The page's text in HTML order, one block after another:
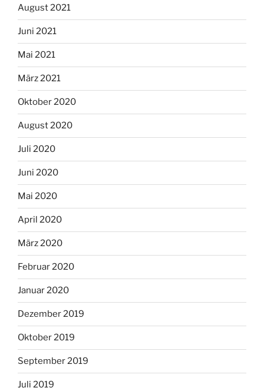
August 2021
Juni 2021
Mai 2021
März 2021
Oktober 2020
August 2020
Juli 2020
Juni 2020
Mai 2020
April 2020
März 2020
Februar 2020
Januar 2020
Dezember 2019
Oktober 2019
September 2019
Juli 2019